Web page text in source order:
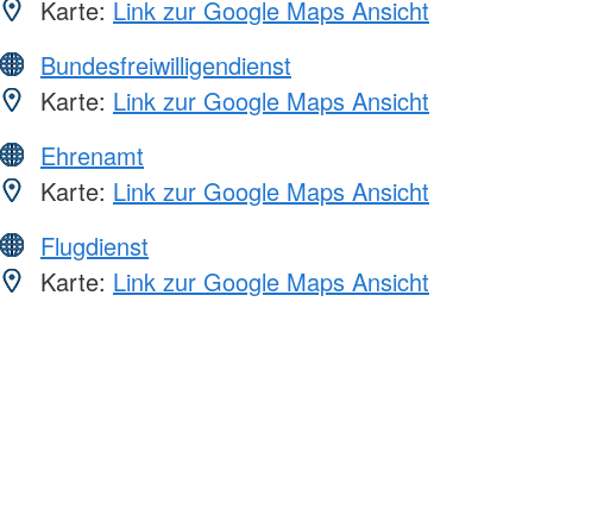
Karte: Link zur Google Maps Ansicht
Bundesfreiwilligendienst
Karte: Link zur Google Maps Ansicht
Ehrenamt
Karte: Link zur Google Maps Ansicht
Flugdienst
Karte: Link zur Google Maps Ansicht